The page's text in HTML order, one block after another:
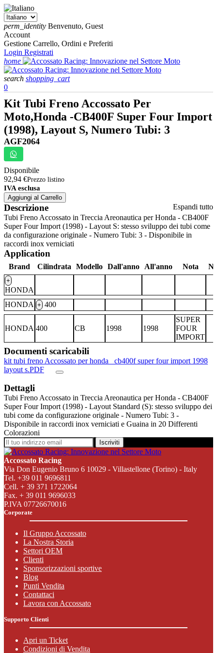
perm_identity Benvenuto, Guest
Account
Gestione Carrello, Ordini e Preferiti
Login Registrati
home
search shopping_cart
0
Kit Tubi Freno Accossato Per
Moto,Honda -CB400F Super Four Import
(1998), Layout S, Numero Tubi: 3
AGF2064
Disponibile
92,94 €Prezzo listino
IVA esclusa
Aggiungi al Carrello
Espandi tutto
Descrizione
Tubi Freno Accossato in Treccia Areonautica per Honda - CB400F
Super Four Import (1998) - Layout S: stesso sviluppo dei tubi come
da configurazione originale - Numero Tubi: 3 - Disponibile in
raccordi inox verniciati
Application
Brand Cilindrata Modello Dall'anno All'anno Nota
+
HONDA
HONDA + 400
HONDA 400 CB 1998 1998
SUPER
FOUR
IMPORT
Documenti scaricabili
kit tubi freno Accossato per honda _cb400f super four import 1998
layout s.PDF
Dettagli
Tubi Freno Accossato in Treccia Areonautica per Honda - CB400F
Super Four Import (1998) - Layout Standard (S): stesso sviluppo dei
tubi come da configurazione originale - Numero Tubi: 3 -
Disponibile in raccordi inox verniciati e Guaina in 20 Differenti
Colorazioni
Iscriviti
Accossato Racing
Via Don Eugenio Bruno 6 10029 - Villastellone (Torino) - Italy
Tel. +39 011 9696811
Cell. + 39 371 1722064
Fax. + 39 011 9696033
P.IVA 07726670016
Corporate
Il Gruppo Accossato
La Nostra Storia
Settori OEM
Clienti
Sponsorizzazioni sportive
Blog
Punti Vendita
Contattaci
Lavora con Accossato
Supporto Clienti
Apri un Ticket
Condizioni di Vendita